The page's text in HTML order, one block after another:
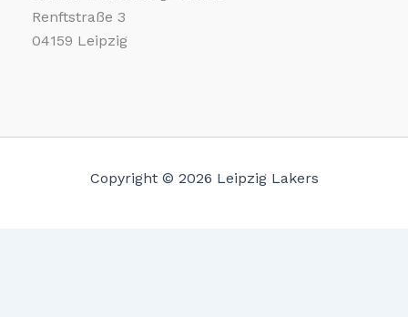
Renftstraße 3
04159 Leipzig
Copyright © 2026 Leipzig Lakers